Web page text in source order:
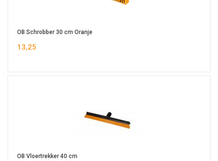
OB Schrobber 30 cm Oranje
13,25
OB Vloertrekker 40 cm